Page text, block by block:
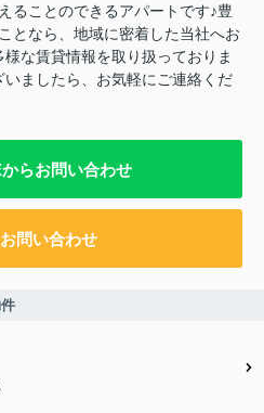
ることのできるアパートです♪豊
となら、地域に密着した当社へお
な賃貸情報を取り扱っておりま
ましたら、お気軽にご連絡くだ
らお問い合わせ
お問い合わせ